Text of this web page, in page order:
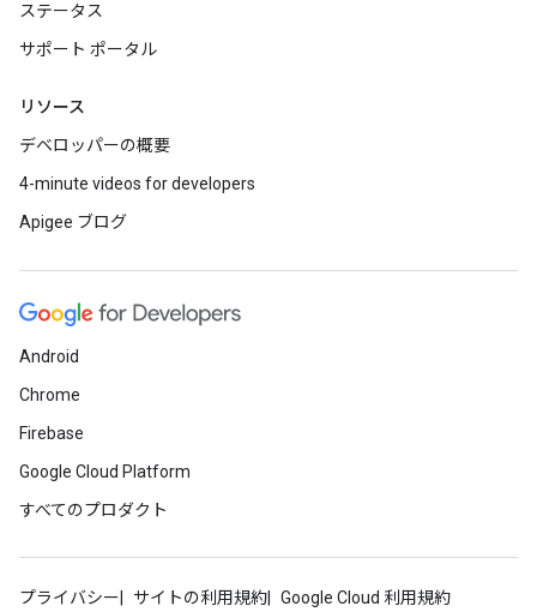
ステータス
サポート ポータル
リソース
デベロッパーの概要
4-minute videos for developers
Apigee ブログ
Android
Chrome
Firebase
Google Cloud Platform
すべてのプロダクト
プライバシー サイトの利用規約
Google Cloud 利用規約